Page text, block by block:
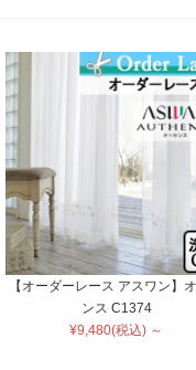
【オーダーレース アスワン】
ンス C1374
¥9,480(税込) ～